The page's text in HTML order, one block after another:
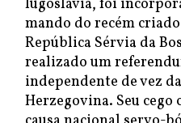
Iugoslávia, foi
mando do recém
República Sérvia da
realizado um
independente de vez
Herzegovina. Seu cego